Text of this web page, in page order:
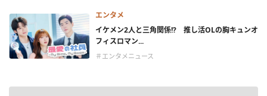
エンタメ
イケメン2人と三角関係!? 推し活OLの胸キュンオ
フィスロマン...
＃エンタメニュース